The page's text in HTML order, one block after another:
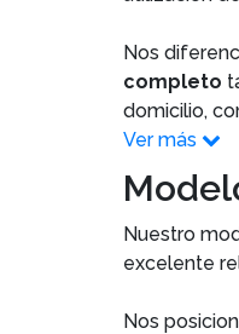
Nos
completo
domicilio,
Ver más
Nuestro
excelente
Nos